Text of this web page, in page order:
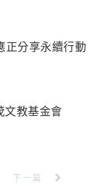
正分享永續行動
文教基金會
下一篇